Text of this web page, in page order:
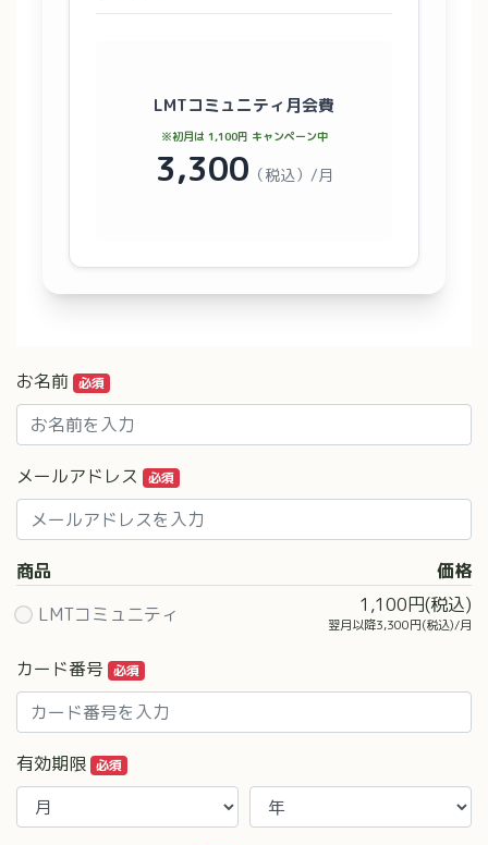
LMTコミュニティ月会費
※初月は 1,100円 キャンペーン中
3,300 （税込）/月
お名前 必須
メールアドレス 必須
商品
価格
LMTコミュニティ
1,100円(税込)
翌月以降3,300円(税込)/月
カード番号 必須
有効期限 必須